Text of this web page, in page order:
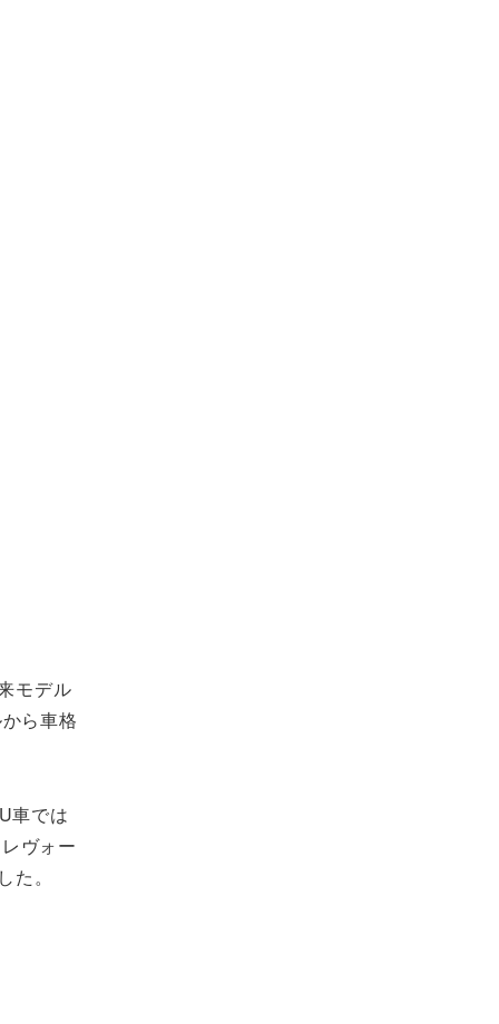
モデル
ら車格
車では
ヴォー
。